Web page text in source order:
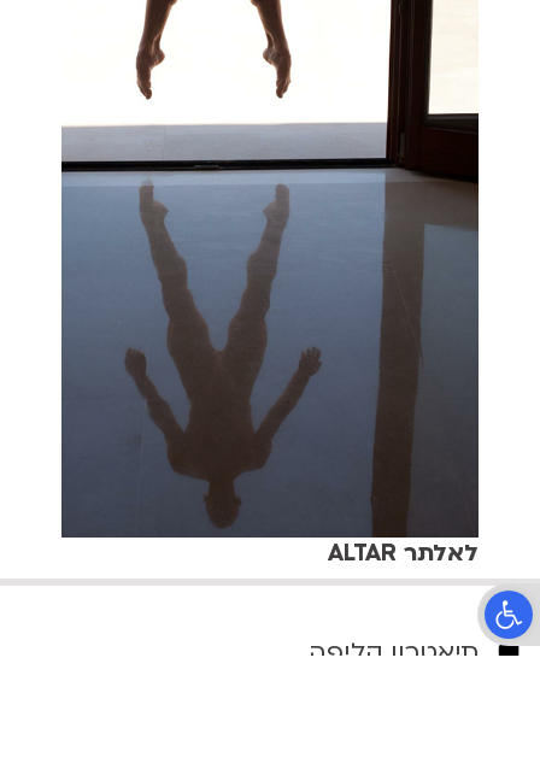
לאלתר ALTAR
תיאטרון קליפה
פתח סרגל נגישות